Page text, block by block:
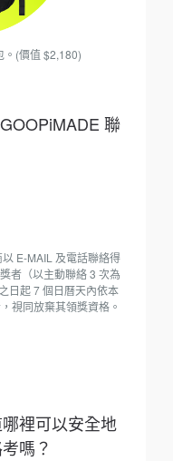
。(價值 $2,180)
聯
以 E-MAIL 及電話聯絡得
者（以主動聯絡 3 次為
日起 7 個日曆天內依本
視同放棄其領獎資格。
裡可以安全地
嗎？